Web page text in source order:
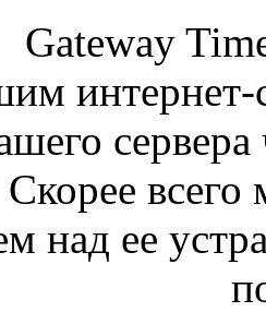
Gateway
интернет-
над ее